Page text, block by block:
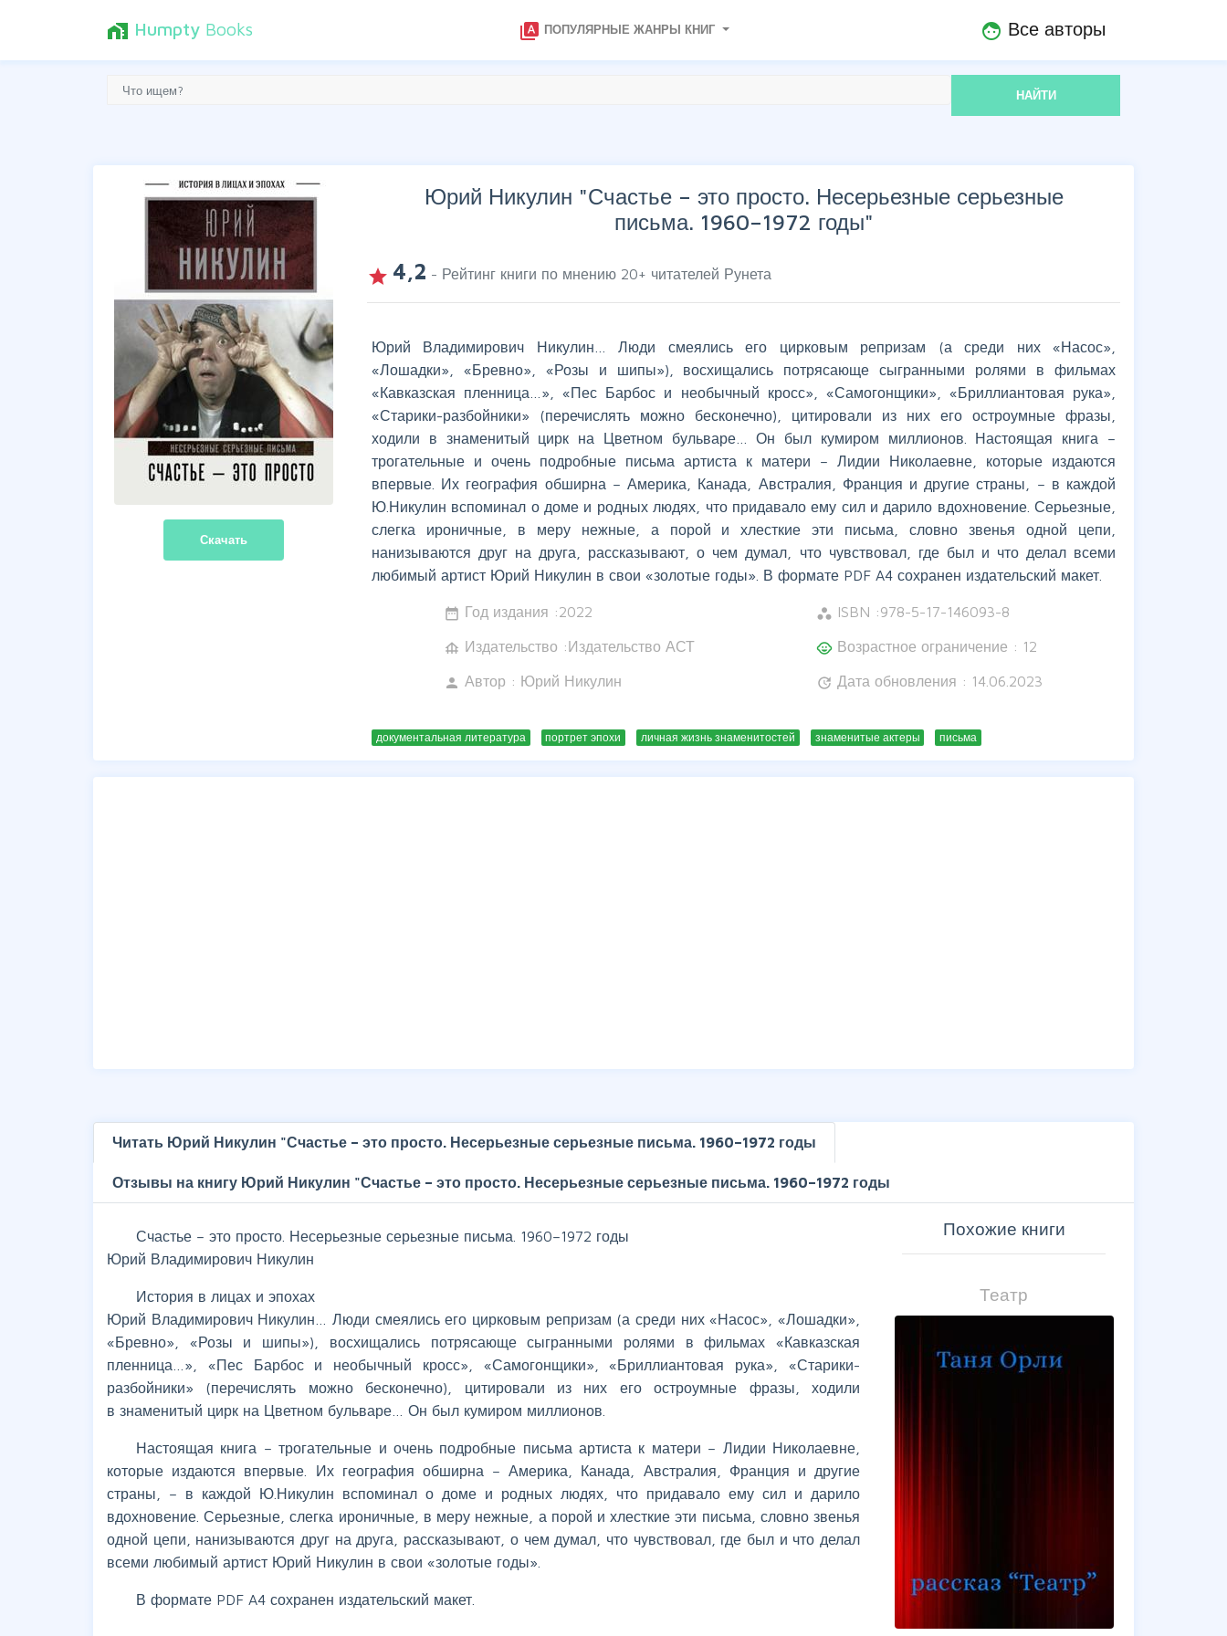
home_work Humpty Books type_specimen ПОПУЛЯРНЫЕ ЖАНРЫ КНИГ face Все авторы
НАЙТИ
Скачать
Юрий Никулин "Счастье – это просто. Несерьезные серьезные
письма. 1960–1972 годы"
grade 4,2 - Рейтинг книги по мнению 20+ читателей Рунета
Юрий Владимирович Никулин… Люди смеялись его цирковым репризам (а среди них «Насос»,
«Лошадки», «Бревно», «Розы и шипы»), восхищались потрясающе сыгранными ролями в фильмах
«Кавказская пленница…», «Пес Барбос и необычный кросс», «Самогонщики», «Бриллиантовая рука»,
«Старики-разбойники» (перечислять можно бесконечно), цитировали из них его остроумные фразы,
ходили в знаменитый цирк на Цветном бульваре… Он был кумиром миллионов. Настоящая книга –
трогательные и очень подробные письма артиста к матери – Лидии Николаевне, которые издаются
впервые. Их география обширна – Америка, Канада, Австралия, Франция и другие страны, – в каждой
Ю.Никулин вспоминал о доме и родных людях, что придавало ему сил и дарило вдохновение. Серьезные,
слегка ироничные, в меру нежные, а порой и хлесткие эти письма, словно звенья одной цепи,
нанизываются друг на друга, рассказывают, о чем думал, что чувствовал, где был и что делал всеми
любимый артист Юрий Никулин в свои «золотые годы». В формате PDF A4 сохранен издательский макет.
date_range Год издания :2022
foundation Издательство :Издательство АСТ
person Автор : Юрий Никулин
workspaces ISBN :978-5-17-146093-8
child_careВозрастное ограничение : 12
update Дата обновления : 14.06.2023
документальная литература портрет эпохи личная жизнь знаменитостей знаменитые актеры письма
Читать Юрий Никулин "Счастье – это просто. Несерьезные серьезные письма. 1960–1972 годы
Отзывы на книгу Юрий Никулин "Счастье – это просто. Несерьезные серьезные письма. 1960–1972 годы
Счастье – это просто. Несерьезные серьезные письма. 1960–1972 годы
Юрий Владимирович Никулин
История в лицах и эпохах
Юрий Владимирович Никулин… Люди смеялись его цирковым репризам (а среди них «Насос», «Лошадки»,
«Бревно», «Розы и шипы»), восхищались потрясающе сыгранными ролями в фильмах «Кавказская
пленница…», «Пес Барбос и необычный кросс», «Самогонщики», «Бриллиантовая рука», «Старики-
разбойники» (перечислять можно бесконечно), цитировали из них его остроумные фразы, ходили
в знаменитый цирк на Цветном бульваре… Он был кумиром миллионов.
Настоящая книга – трогательные и очень подробные письма артиста к матери – Лидии Николаевне,
которые издаются впервые. Их география обширна – Америка, Канада, Австралия, Франция и другие
страны, – в каждой Ю.Никулин вспоминал о доме и родных людях, что придавало ему сил и дарило
вдохновение. Серьезные, слегка ироничные, в меру нежные, а порой и хлесткие эти письма, словно звенья
одной цепи, нанизываются друг на друга, рассказывают, о чем думал, что чувствовал, где был и что делал
всеми любимый артист Юрий Никулин в свои «золотые годы».
В формате PDF A4 сохранен издательский макет.
Похожие книги
Театр